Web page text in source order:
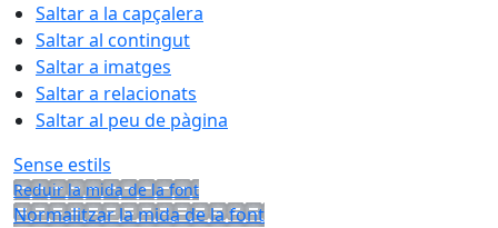
Saltar a la capçalera
Saltar al contingut
Saltar a imatges
Saltar a relacionats
Saltar al peu de pàgina
Sense estils
Reduir la mida de la font
Normalitzar la mida de la font